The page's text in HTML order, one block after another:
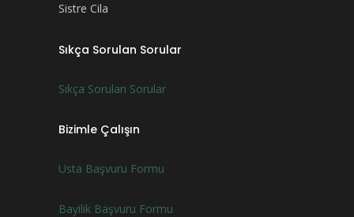
Sistre Cila
Sıkça Sorulan Sorular
Sıkça Sorulan Sorular
Bizimle Çalışın
Usta Başvuru Formu
Bayilik Başvuru Formu